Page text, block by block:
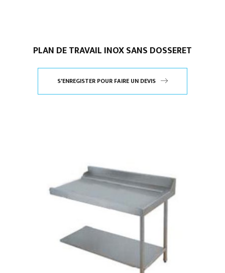
PLAN DE TRAVAIL INOX SANS DOSSERET
S'ENREGISTER POUR FAIRE UN DEVIS